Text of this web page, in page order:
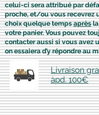
celui-ci sera attribué par
proche, et/ou vous recevrez
choix quelque tempsaprèsla
votre panier. Vous pouvez
contacter aussi si vous avez
on essaiera d’y répondre au
Livraison
àpd. 100€